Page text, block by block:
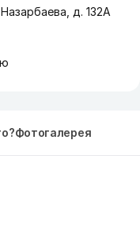
д. 132А
Фотогалерея